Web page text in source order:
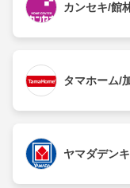
カンセキ/館
タマホーム/
ヤマダデン